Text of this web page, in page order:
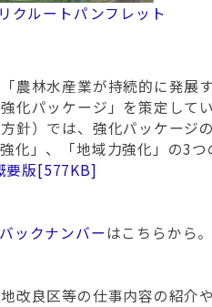
クルートパンフレット
農林水産業が持続的に発展
化パッケージ」を策定して
針）では、強化パッケージ
」、「地域力強化」の3
要版[577KB]
バックナンバーはこちらから
改良区等の仕事内容の紹介